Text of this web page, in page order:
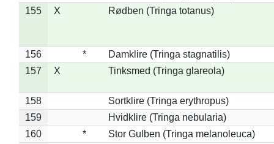
155
X Rødben (Tringa totanus)
156 *
Damklire (Tringa stagnatilis)
157
X Tinksmed (Tringa glareola)
158
Sortklire (Tringa erythropus)
159
Hvidklire (Tringa nebularia)
160
*
Stor Gulben (Tringa melanoleuca)